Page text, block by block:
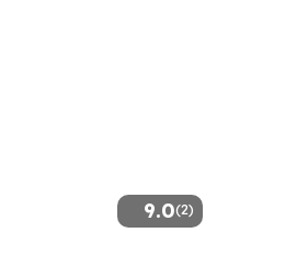
9.0(2)